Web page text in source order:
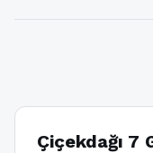
Çiçekdağı 7